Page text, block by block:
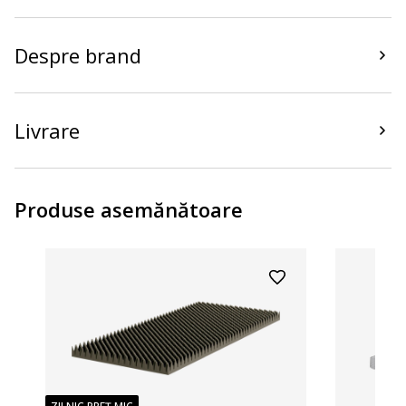
Despre brand
Livrare
Produse asemănătoare